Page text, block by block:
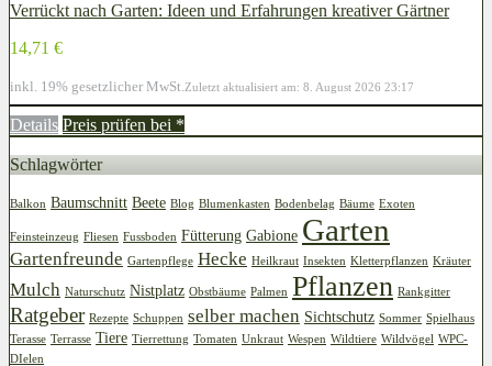
Verrückt nach Garten: Ideen und Erfahrungen kreativer Gärtner
14,71 €
inkl. 19% gesetzlicher MwSt. Zuletzt aktualisiert am: 8. August 2026 23:17
Details Preis prüfen bei *
Schlagwörter
Balkon Baumschnitt Beete Blog Blumenkasten Bodenbelag Bäume Exoten
Feinsteinzeug Fliesen Fussboden Fütterung Gabione Garten
Gartenfreunde Gartenpflege Hecke Heilkraut Insekten Kletterpflanzen Kräuter
Mulch Naturschutz Nistplatz Obstbäume Palmen Pflanzen Rankgitter
Ratgeber Rezepte Schuppen selber machen Sichtschutz Sommer Spielhaus
Terasse Terrasse Tiere Tierrettung Tomaten Unkraut Wespen Wildtiere Wildvögel WPC-
DIelen